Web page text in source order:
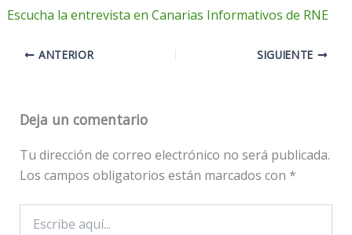
Escucha la entrevista en Canarias Informativos de RNE
ANTERIOR SIGUIENTE
Deja un comentario
Tu dirección de correo electrónico no será publicada.
Los campos obligatorios están marcados con *
aquí...